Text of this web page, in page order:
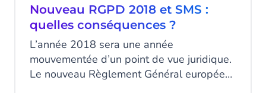
?
Nouveau RGPD 2018 et SMS :
quelles conséquences ?
L’année 2018 sera une année
mouvementée d’un point de vue juridique.
Le nouveau Règlement Général européen